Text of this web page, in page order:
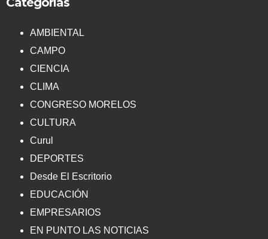
AMBIENTAL
CAMPO
CIENCIA
CLIMA
CONGRESO MORELOS
CULTURA
Curul
DEPORTES
Desde El Escritorio
EDUCACIÓN
EMPRESARIOS
EN PUNTO LAS NOTICIAS